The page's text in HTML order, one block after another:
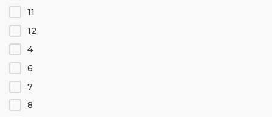
11
12
4
6
7
8